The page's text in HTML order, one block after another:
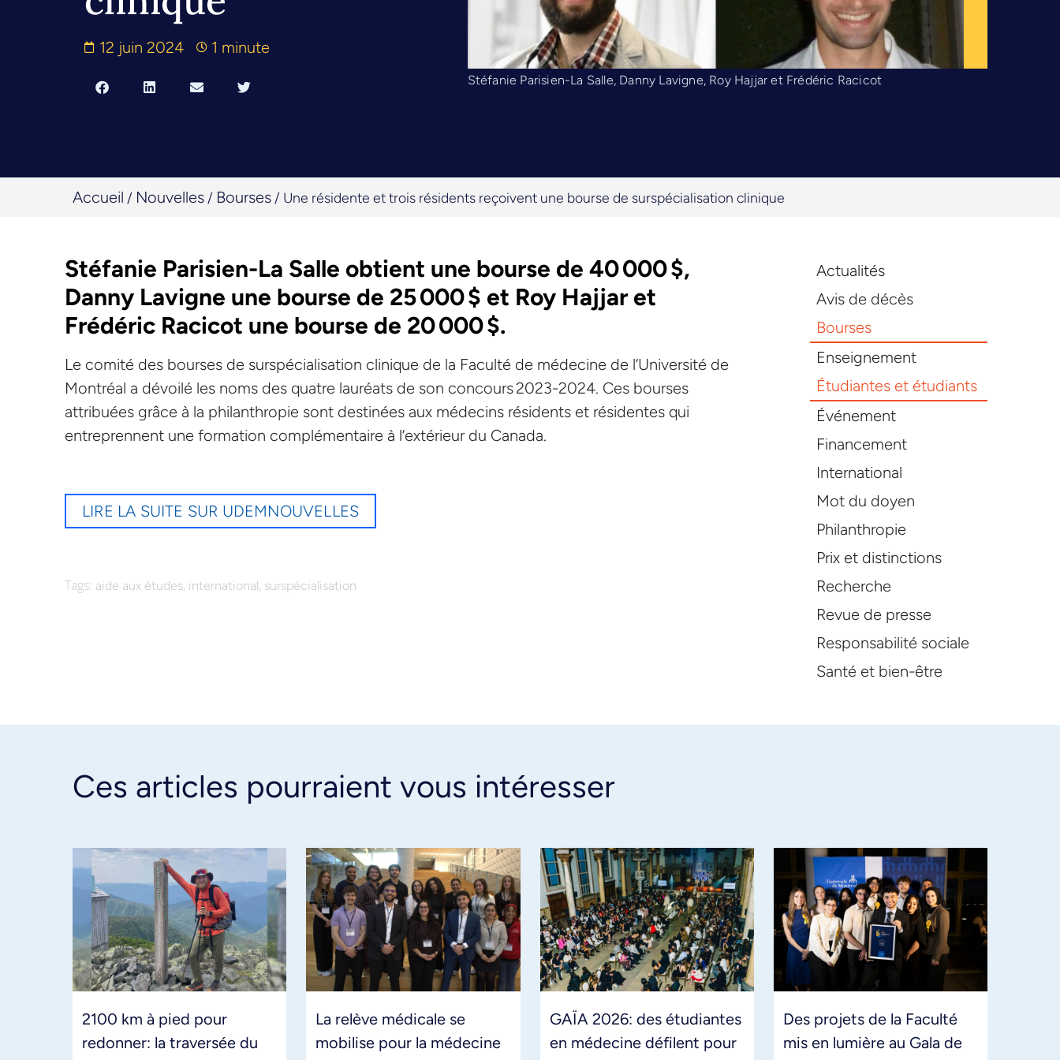
12 juin 2024 1 minute
Stéfanie Parisien-La Salle, Danny Lavigne, Roy Hajjar et Frédéric Racicot
Accueil / Nouvelles / Bourses / Une résidente et trois résidents reçoivent une bourse de surspécialisation clinique
Stéfanie Parisien-La Salle obtient une bourse de 40 000 $,
Danny Lavigne une bourse de 25 000 $ et Roy Hajjar et
Frédéric Racicot une bourse de 20 000 $.
Le comité des bourses de surspécialisation clinique de la Faculté de médecine de l’Université de
Montréal a dévoilé les noms des quatre lauréats de son concours 2023-2024. Ces bourses
attribuées grâce à la philanthropie sont destinées aux médecins résidents et résidentes qui
entreprennent une formation complémentaire à l’extérieur du Canada.
LIRE LA SUITE SUR UDEMNOUVELLES
Tags: aide aux études, international, surspécialisation
Actualités
Avis de décès
Bourses
Enseignement
Étudiantes et étudiants
Événement
Financement
International
Mot du doyen
Philanthropie
Prix et distinctions
Recherche
Revue de presse
Responsabilité sociale
Santé et bien-être
Ces articles pourraient vous intéresser
2100 km à pied pour
redonner: la traversée du
La relève médicale se
mobilise pour la médecine
GAÏA 2026: des étudiantes
en médecine défilent pour
Des projets de la Faculté
mis en lumière au Gala de